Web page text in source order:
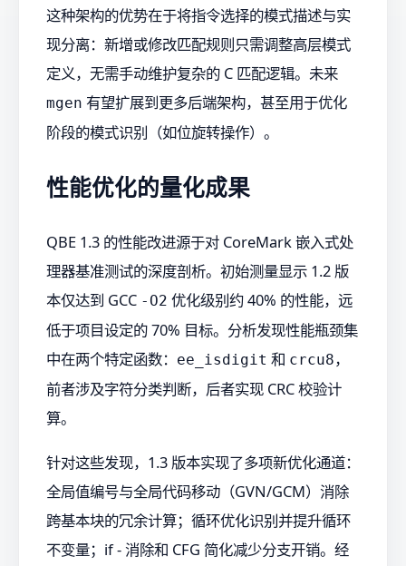
这种架构的优势在于将指令选择的模式描述与实
现分离：新增或修改匹配规则只需调整高层模式
定义，无需手动维护复杂的 C 匹配逻辑。未来
mgen 有望扩展到更多后端架构，甚至用于优化
阶段的模式识别（如位旋转操作）。
性能优化的量化成果
QBE 1.3 的性能改进源于对 CoreMark 嵌入式处
理器基准测试的深度剖析。初始测量显示 1.2 版
本仅达到 GCC -O2 优化级别约 40% 的性能，远
低于项目设定的 70% 目标。分析发现性能瓶颈集
中在两个特定函数： ee_isdigit 和 crcu8 ，
前者涉及字符分类判断，后者实现 CRC 校验计
算。
针对这些发现，1.3 版本实现了多项新优化通道：
全局值编号与全局代码移动（GVN/GCM）消除
跨基本块的冗余计算；循环优化识别并提升循环
不变量；if - 消除和 CFG 简化减少分支开销。经